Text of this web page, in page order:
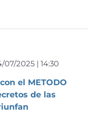
el METODO
de las
07/2025 | 14:30